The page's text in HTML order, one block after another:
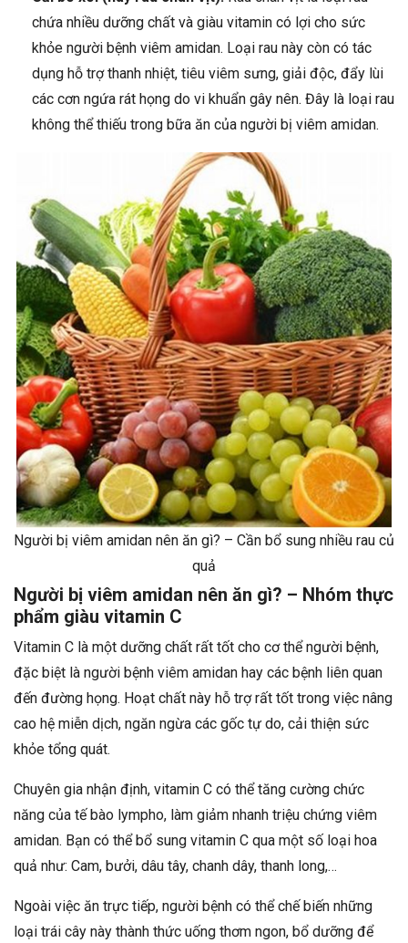
chứa nhiều dưỡng chất và giàu vitamin có lợi cho sức
khỏe người bệnh viêm amidan. Loại rau này còn có tác
dụng hỗ trợ thanh nhiệt, tiêu viêm sưng, giải độc, đẩy lùi
các cơn ngứa rát họng do vi khuẩn gây nên. Đây là loại rau
không thể thiếu trong bữa ăn của người bị viêm amidan.
Người bị viêm amidan nên ăn gì? – Cần bổ sung nhiều rau củ
quả
Người bị viêm amidan nên ăn gì? – Nhóm thực
phẩm giàu vitamin C
Vitamin C là một dưỡng chất rất tốt cho cơ thể người bệnh,
đặc biệt là người bệnh viêm amidan hay các bệnh liên quan
đến đường họng. Hoạt chất này hỗ trợ rất tốt trong việc nâng
cao hệ miễn dịch, ngăn ngừa các gốc tự do, cải thiện sức
khỏe tổng quát.
Chuyên gia nhận định, vitamin C có thể tăng cường chức
năng của tế bào lympho, làm giảm nhanh triệu chứng viêm
amidan. Bạn có thể bổ sung vitamin C qua một số loại hoa
quả như: Cam, bưởi, dâu tây, chanh dây, thanh long,…
Ngoài việc ăn trực tiếp, người bệnh có thể chế biến những
loại trái cây này thành thức uống thơm ngon, bổ dưỡng để